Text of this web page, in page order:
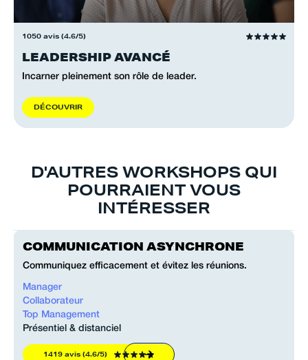
1050 avis (4.6/5)
LEADERSHIP AVANCÉ
Incarner pleinement son rôle de leader.
DÉCOUVRIR
D'AUTRES WORKSHOPS QUI
POURRAIENT VOUS
INTÉRESSER
COMMUNICATION ASYNCHRONE
Communiquez efficacement et évitez les réunions.
Manager
Collaborateur
Top Management
Présentiel & distanciel
1419 avis (4.6/5)